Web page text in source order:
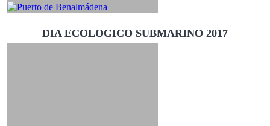
DIA ECOLOGICO SUBMARINO 2017